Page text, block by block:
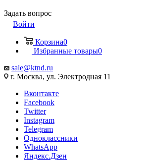
Задать вопрос
Войти
Корзина0
Избранные товары0
sale@ktnd.ru
г. Москва, ул. Электродная 11
Вконтакте
Facebook
Twitter
Instagram
Telegram
Одноклассники
WhatsApp
Яндекс.Дзен